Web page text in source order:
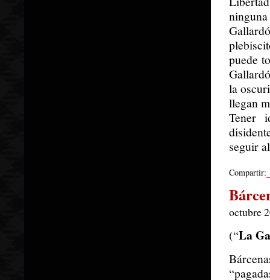
puede
la
llegan
Tener
seguir
Compartir:
octubre
(“La